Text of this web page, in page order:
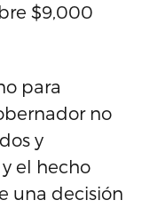
$9,000
para
no
y
el hecho
una decisión